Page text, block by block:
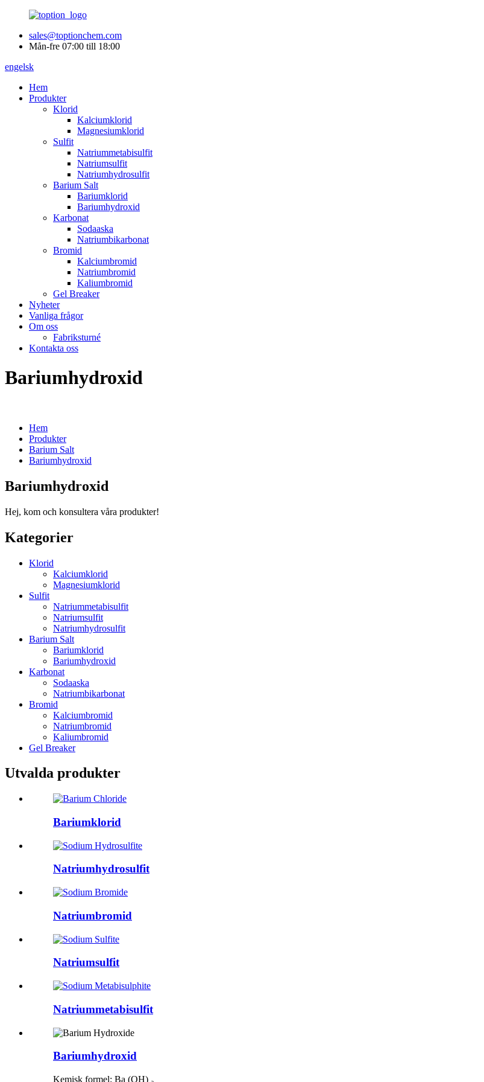
sales@toptionchem.com
Mån-fre 07:00 till 18:00
engelsk
Hem
Produkter
Klorid
Kalciumklorid
Magnesiumklorid
Sulfit
Natriummetabisulfit
Natriumsulfit
Natriumhydrosulfit
Barium Salt
Bariumklorid
Bariumhydroxid
Karbonat
Sodaaska
Natriumbikarbonat
Bromid
Kalciumbromid
Natriumbromid
Kaliumbromid
Gel Breaker
Nyheter
Vanliga frågor
Om oss
Fabriksturné
Kontakta oss
Bariumhydroxid
Hem
Produkter
Barium Salt
Bariumhydroxid
Bariumhydroxid
Hej, kom och konsultera våra produkter!
Kategorier
Klorid
Kalciumklorid
Magnesiumklorid
Sulfit
Natriummetabisulfit
Natriumsulfit
Natriumhydrosulfit
Barium Salt
Bariumklorid
Bariumhydroxid
Karbonat
Sodaaska
Natriumbikarbonat
Bromid
Kalciumbromid
Natriumbromid
Kaliumbromid
Gel Breaker
Utvalda produkter
Bariumklorid
Natriumhydrosulfit
Natriumbromid
Natriumsulfit
Natriummetabisulfit
Bariumhydroxid
Kemisk formel: Ba (OH) ₂